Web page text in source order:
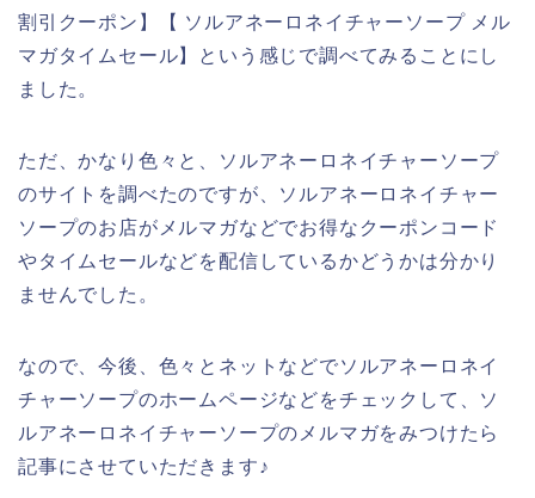
割引クーポン】【 ソルアネーロネイチャーソープ メル
マガタイムセール】という感じで調べてみることにし
ました。
ただ、かなり色々と、ソルアネーロネイチャーソープ
のサイトを調べたのですが、ソルアネーロネイチャー
ソープのお店がメルマガなどでお得なクーポンコード
やタイムセールなどを配信しているかどうかは分かり
ませんでした。
なので、今後、色々とネットなどでソルアネーロネイ
チャーソープのホームページなどをチェックして、ソ
ルアネーロネイチャーソープのメルマガをみつけたら
記事にさせていただきます♪